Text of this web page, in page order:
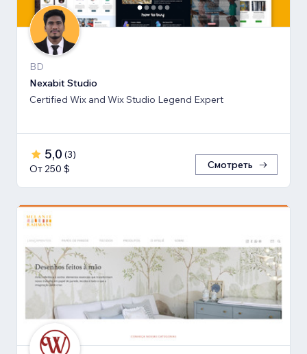
BD
Nexabit Studio
Certified Wix and Wix Studio Legend Expert
5,0 (3)
От 250 $
Смотреть